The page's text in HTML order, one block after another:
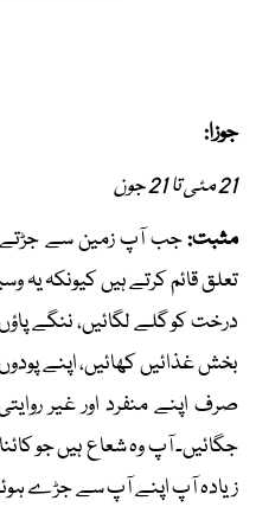
جوزا:
21 مئی تا 21 جون
مثبت:جب آپ زمین سے جڑتے
تعلق قائم کرتے ہیں کیونکہ
درخت کو گلے لگائیں، ننگے
بخش غذائیں کھائیں، اپنے
صرف اپنے منفرد اور غیر
جگائیں۔ آپ وہ شعاع ہیں جو
زیادہ آپ اپنے آپ سے جڑے